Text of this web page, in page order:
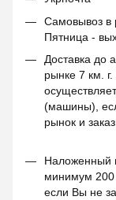
Самовывоз в
Пятница -
Доставка до
рынке 7 км.
(машины),
рынок и
Наложенный
минимум 200
если Вы не